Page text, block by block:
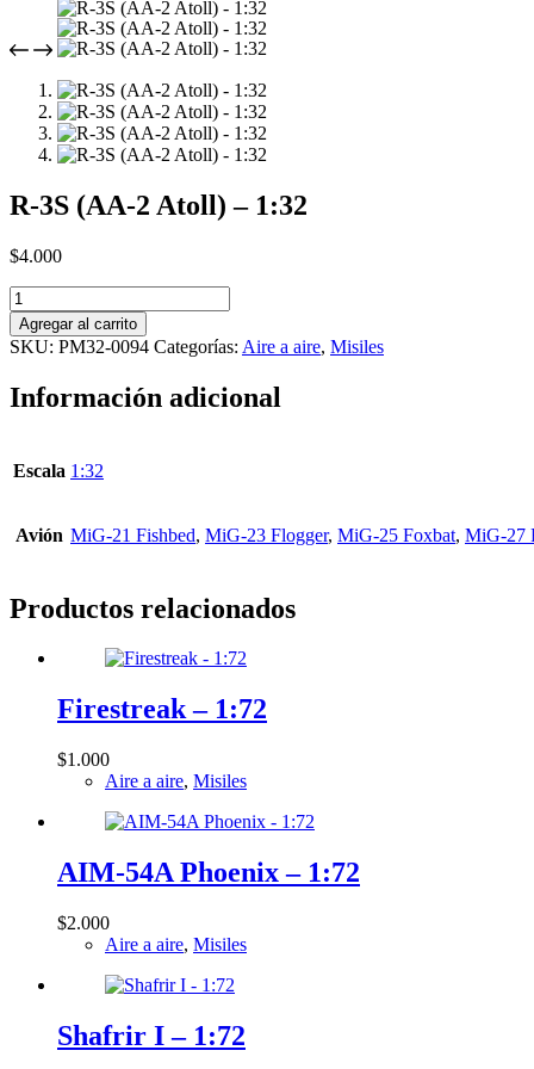
R-3S (AA-2 Atoll) – 1:32
$4.000
R-
3S
(AA-
2
-
Agregar al carrito
SKU: PM32-0094 Categorías: Aire a aire, Misiles
Información adicional
Escala 1:32
Avión MiG-21 Fishbed, MiG-23 Flogger, MiG-25 Foxbat, MiG-27
Productos relacionados
Firestreak – 1:72
$1.000
Aire a aire, Misiles
AIM-54A Phoenix – 1:72
$2.000
Aire a aire, Misiles
Shafrir I – 1:72